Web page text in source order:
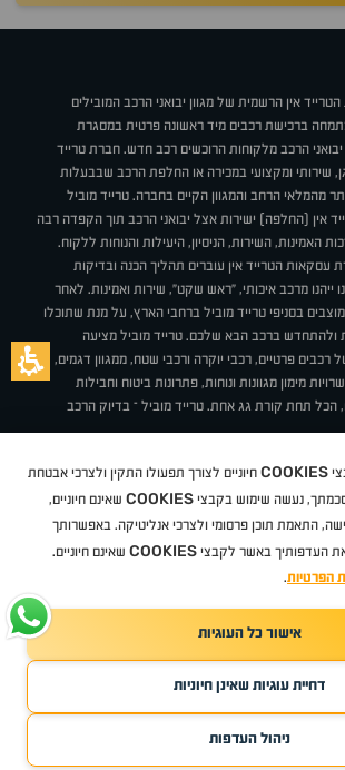
חפשו עבורי קנו ממני
אין הרשמית של מגוון יבואני הרכב המובילים
ברכישת רכבים מיד ראשונה פרטית במסגרת
הרכב מלקוחות הרוכשים רכב חדש. חברת טרייד
שירותי ומקצועי במכירה או החלפת הרכב שבבעלות
מהמלאי הרחב והמגוון הקיים בחברה. טרייד מוביל
אין (החלפה) ישירות אצל יבואני הרכב תוך הקפדה רבה
האמינות, השירות, הניסיון, היעילות והנוחות ללקוח.
עסקאות הטרייד אין עוברים תהליך הכנה ובדיקות
ייהנו מרכב איכותי, "ראש שקט", שירות ואמינות. לאחר
בסניפי טרייד מוביל ברחבי הארץ, על מנת שתוכלו
ולהתחדש ברכב הבא שלכם. טרייד מוביל מציעה
רכבים פרטיים, רכבי יוקרה ורכבי שטח, ממגוון דגמים,
מימון מגוונות ונוחות, פתרונות ביטוח וחבילות
הכל תחת קורת גג אחת. טרייד מוביל – בדיוק הרכב
מגזין טרייד מובילאיך זה עובד? דרושים
ניהול העדפות עוגיות
מזדהבי ווי דיצ'רי טסלהניסאןטויוטהדאצ'יהפולקסווגןטסלה
רנושברולט
TradeMobile instagram
TradeMobile facebook
שמורות טרייד מוביל2026
COOKIES חיוניים לצורך תפעולו התקין ולצרכי אבטחת
נעשה שימוש בקבצי COOKIES שאינם חיוניים,
התאמת תוכן פרסומי ולצרכי אנליטיקה. באפשרותך
העדפותיך באשר לקבצי COOKIES שאינם חיוניים.
הפרטיות.
אישור כל העוגיות
דחיית עוגיות שאינן חיוניות
ניהול העדפות